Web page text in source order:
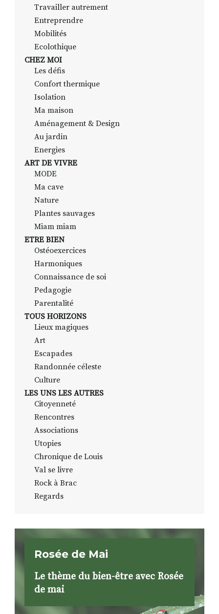
Travailler autrement
Entreprendre
Mobilités
Ecolothique
CHEZ MOI
Les défis
Confort thermique
Isolation
Ma maison
Aménagement & Design
Au jardin
Energies
ART DE VIVRE
MODE
Ma cave
Nature
Plantes sauvages
Miam miam
ETRE BIEN
Ostéoexercices
Harmoniques
Connaissance de soi
Pedagogie
Parentalité
TOUS HORIZONS
Lieux magiques
Art
Escapades
Randonnée céleste
Culture
LES UNS LES AUTRES
Citoyenneté
Rencontres
Associations
Utopies
Chronique de Louis
Val se livre
Rock à Brac
Regards
Rosée de Mai
Le thème du bien-être avec Rosée
de mai